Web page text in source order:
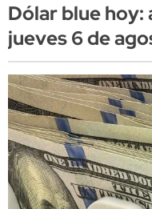
Dólar blue hoy:
jueves 6 de